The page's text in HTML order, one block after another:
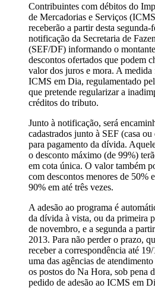
Contribuintes com débitos do
de Mercadorias e Serviços
receberão a partir desta segunda-
notificação da Secretaria de
(SEF/DF) informando o
descontos ofertados que podem
valor dos juros e mora. A medida
ICMS em Dia, regulamentado
que pretende regularizar a
créditos do tributo.
Junto à notificação, será
cadastrados junto à SEF (casa
para pagamento da dívida.
o desconto máximo (de 99%)
em cota única. O valor também
com descontos menores de 50%
90% em até três vezes.
A adesão ao programa é
da dívida à vista, ou da primeira
de novembro, e a segunda a
2013. Para não perder o prazo,
receber a correspondência até
uma das agências de
os postos do Na Hora, sob pena
pedido de adesão ao ICMS em